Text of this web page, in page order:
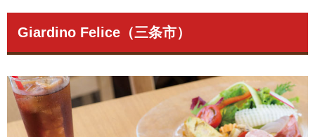
Giardino Felice（三条市）